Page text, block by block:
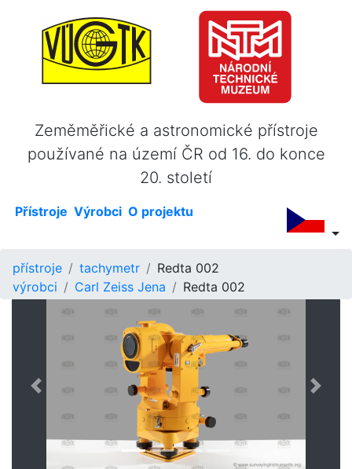
Zeměměřické a astronomické přístroje
používané na území ČR od 16. do konce
20. století
Přístroje Výrobci O projektu
přístroje tachymetr
Redta 002
výrobci
Carl Zeiss Jena Redta 002
Předchozí Další